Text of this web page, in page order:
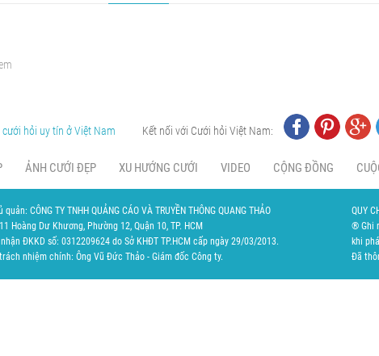
hỏi uy tín ở Việt Nam Kết nối với Cưới hỏi Việt Nam:
ẢNH CƯỚI ĐẸP XU HƯỚNG CƯỚI VIDEO CỘNG ĐỒNG
CÔNG TY TNHH QUẢNG CÁO VÀ TRUYỀN THÔNG QUANG THẢO
Hoàng Dư Khương, Phường 12, Quận 10, TP. HCM
ĐKKD số: 0312209624 do Sở KHĐT TP.HCM cấp ngày 29/03/2013.
nhiệm chính: Ông Vũ Đức Thảo - Giám đốc Công ty.
QUY
® Ghi
khi
Đã